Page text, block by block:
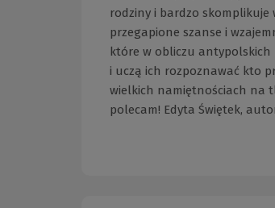
rodziny i bardzo skomplikuje
przegapione szanse i
które w obliczu antypolskich
i uczą ich rozpoznawać kto
wielkich namiętnościach na
polecam! Edyta Świętek,